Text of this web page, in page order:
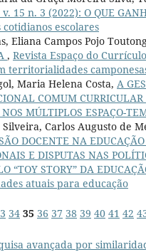
15 n. 3 (2022): O QUE
escolares
Eliana Campos Pojo
, Revista Espaço do
territorialidades
Maria Helena Costa, A
COMUM CURRICULAR
NOS MÚLTIPLOS ESPAÇO-
Carlos Augusto de
DOCENTE NA
E DISPUTAS NAS
“TOY STORY” DA
atuais para educação
34 35 36 37 38 39 40 41 42
avançada por